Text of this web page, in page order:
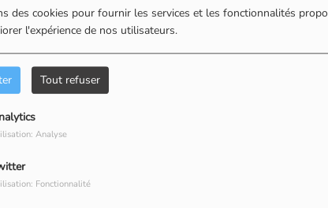
des cookies pour fournir les services et les fonctionnalités
l'expérience de nos utilisateurs.
Tout refuser
Analyse
Fonctionnalité
projets à venir, de sa musique… et elle s’est même
à venir...
belles énergies, ponctuée par l’écoute des
en